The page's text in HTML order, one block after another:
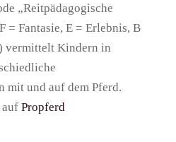
„Reitpädagogische
= Fantasie, E = Erlebnis, B
vermittelt Kindern in
mit und auf dem Pferd.
aufPropferd